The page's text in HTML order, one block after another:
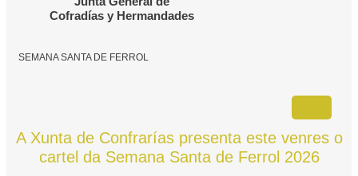
Cofradías y Hermandades
SEMANA SANTA DE FERROL
A Xunta de Confrarías presenta este venres o
cartel da Semana Santa de Ferrol 2026